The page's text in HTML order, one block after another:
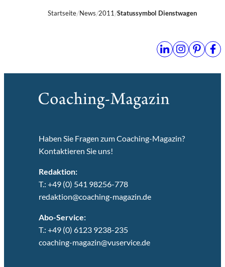
Startseite News 2011 Statussymbol Dienstwagen
Haben Sie Fragen zum Coaching-Magazin?
Kontaktieren Sie uns!
Redaktion:
T.: +49 (0) 541 98256-778
redaktion@coaching-magazin.de
Abo-Service:
T.: +49 (0) 6123 9238-235
coaching-magazin@vuservice.de